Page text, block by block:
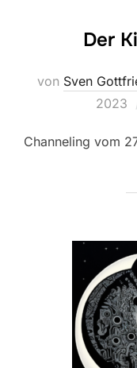
Der
von Sven
2023
Channeling vom